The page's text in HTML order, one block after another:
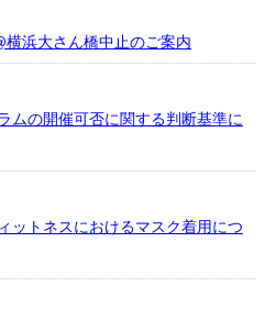
浜大さん橋中止のご案内
ムの開催可否に関する判断基準に
ットネスにおけるマスク着用につ